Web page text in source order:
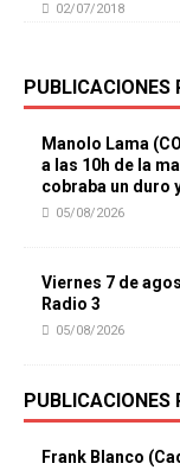
02/07/2018
PUBLICACIONES
Manolo Lama
a las 10h de la
cobraba un duro
05/08/2026
Viernes 7 de
Radio 3
05/08/2026
PUBLICACIONES
Frank Blanco